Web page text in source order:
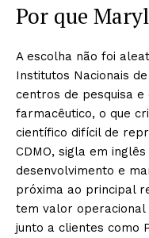
Por que
A escolha não foi
Institutos Nacionais
centros de pesquisa
farmacêutico, o que
científico difícil de
CDMO, sigla em
desenvolvimento e
próxima ao principal
tem valor
junto a clientes como